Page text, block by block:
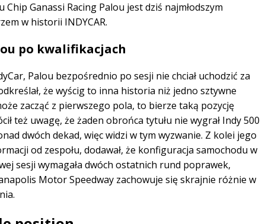
Chip Ganassi Racing Palou jest dziś najmłodszym
w historii INDYCAR.
po kwalifikacjach
Palou bezpośrednio po sesji nie chciał uchodzić za
że wyścig to inna historia niż jedno sztywne
zacząć z pierwszego pola, to bierze taką pozycję
też uwagę, że żaden obrońca tytułu nie wygrał Indy 500
dwóch dekad, więc widzi w tym wyzwanie. Z kolei jego
od zespołu, dodawał, że konfiguracja samochodu w
sesji wymagała dwóch ostatnich rund poprawek,
Motor Speedway zachowuje się skrajnie różnie w